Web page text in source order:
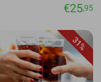
€25,95
31%